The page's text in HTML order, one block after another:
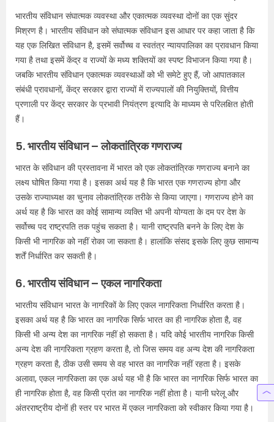
भारतीय संविधान संघात्मक व्यवस्था और एकात्मक व्यवस्था दोनों का एक सुंदर
मिश्रण है। भारतीय संविधान को संघात्मक संविधान इस आधार पर कहा जाता है कि
यह एक लिखित संविधान है, इसमें सर्वोच्च व स्वतंत्र न्यायपालिका का प्रावधान किया
गया है तथा इसमें केंद्र व राज्यों के मध्य शक्तियों का स्पष्ट विभाजन किया गया है।
जबकि भारतीय संविधान एकात्मक व्यवस्थाओं को भी समेटे हुए हैं, जो आपातकाल
संबंधी प्रावधानों, केंद्र सरकार द्वारा राज्यों में राज्यपालों की नियुक्तियों, वित्तीय
प्रणाली पर केंद्र सरकार के प्रभावी नियंत्रण इत्यादि के माध्यम से परिलक्षित होती
हैं।
5. भारतीय संविधान – लोकतांत्रिक गणराज्य
भारत के संविधान की प्रस्तावना में भारत को एक लोकतांत्रिक गणराज्य बनाने का
लक्ष्य घोषित किया गया है। इसका अर्थ यह है कि भारत एक गणराज्य होगा और
उसके राज्याध्यक्ष का चुनाव लोकतांत्रिक तरीके से किया जाएगा। गणराज्य होने का
अर्थ यह है कि भारत का कोई सामान्य व्यक्ति भी अपनी योग्यता के दम पर देश के
सर्वोच्च पद राष्ट्रपति तक पहुंच सकता है। यानी राष्ट्रपति बनने के लिए देश के
किसी भी नागरिक को नहीं रोका जा सकता है। हालांकि संसद इसके लिए कुछ सामान्य
शर्तें निर्धारित कर सकती है।
6. भारतीय संविधान – एकल नागरिकता
भारतीय संविधान भारत के नागरिकों के लिए एकल नागरिकता निर्धारित करता है।
इसका अर्थ यह है कि भारत का नागरिक सिर्फ भारत का ही नागरिक होता है, वह
किसी भी अन्य देश का नागरिक नहीं हो सकता है। यदि कोई भारतीय नागरिक किसी
अन्य देश की नागरिकता ग्रहण करता है, तो जिस समय वह अन्य देश की नागरिकता
ग्रहण करता है, ठीक उसी समय से वह भारत का नागरिक नहीं रहता है। इसके
अलावा, एकल नागरिकता का एक अर्थ यह भी है कि भारत का नागरिक सिर्फ भारत का
ही नागरिक होता है, वह किसी प्रांत का नागरिक नहीं होता है। यानी घरेलू और
अंतरराष्ट्रीय दोनों ही स्तर पर भारत में एकल नागरिकता को स्वीकार किया गया है।